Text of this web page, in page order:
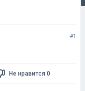
#1
Не нравится 0